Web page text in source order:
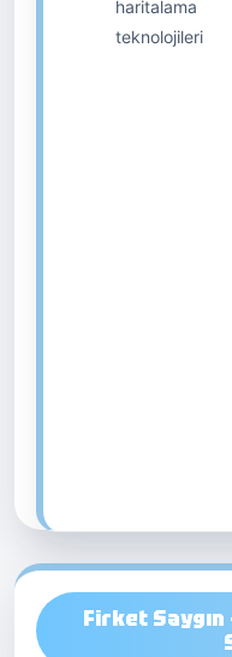
haritalama
teknolojileri
Firket Saygın